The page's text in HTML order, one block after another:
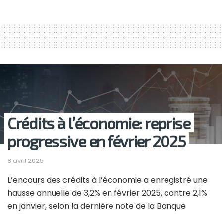
Crédits à l’économie: reprise
progressive en février 2025
8 avril 2025
L’encours des crédits à l’économie a enregistré une
hausse annuelle de 3,2% en février 2025, contre 2,1%
en janvier, selon la dernière note de la Banque